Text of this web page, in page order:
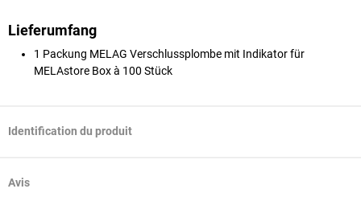
Lieferumfang
1 Packung MELAG Verschlussplombe mit Indikator für
MELAstore Box à 100 Stück
Identification du produit
Avis